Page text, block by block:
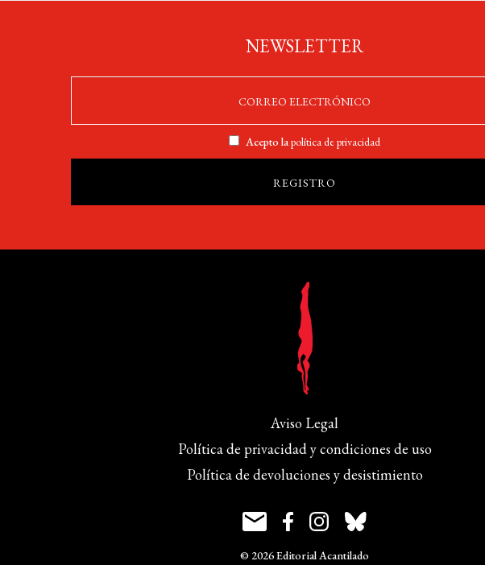
NEWSLETTER
Acepto lapolítica de privacidad
Aviso Legal
Política de privacidad y condiciones de uso
Política de devoluciones y desistimiento
© 2026 Editorial Acantilado